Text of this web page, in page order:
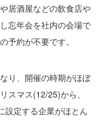
居酒屋などの飲食店や
忘年会を社内の会場で
予約が不要です。
り、開催の時期がほぼ
スマス(12/25)から、
定する企業がほとん